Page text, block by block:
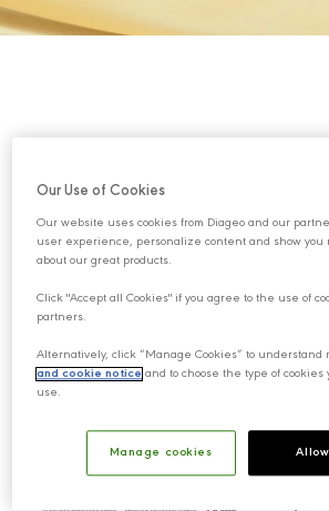
Our Use of Cookies
Our website uses cookies from Diageo and our
user experience, personalize content and show you
about our great products.
Click "Accept all Cookies" if you agree to the use of
partners.
Alternatively, click “Manage Cookies” to understand
and cookie notice and to choose the type of cookies
use.
Manage cookies